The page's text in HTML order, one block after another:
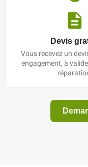
Devis
Vous recevez un
engagement, à